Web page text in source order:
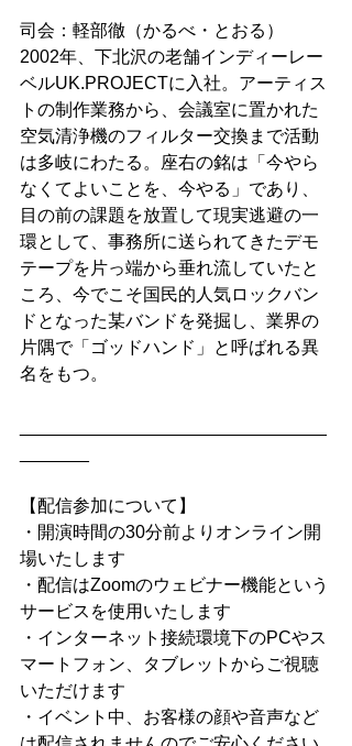
司会：軽部徹（かるべ・とおる）
2002年、下北沢の老舗インディーレー
ベルUK.PROJECTに入社。アーティス
トの制作業務から、会議室に置かれた
空気清浄機のフィルター交換まで活動
は多岐にわたる。座右の銘は「今やら
なくてよいことを、今やる」であり、
目の前の課題を放置して現実逃避の一
環として、事務所に送られてきたデモ
テープを片っ端から垂れ流していたと
ころ、今でこそ国民的人気ロックバン
ドとなった某バンドを発掘し、業界の
片隅で「ゴッドハンド」と呼ばれる異
名をもつ。
【配信参加について】
・開演時間の30分前よりオンライン開
場いたします
・配信はZoomのウェビナー機能という
サービスを使用いたします
・インターネット接続環境下のPCやス
マートフォン、タブレットからご視聴
いただけます
・イベント中、お客様の顔や音声など